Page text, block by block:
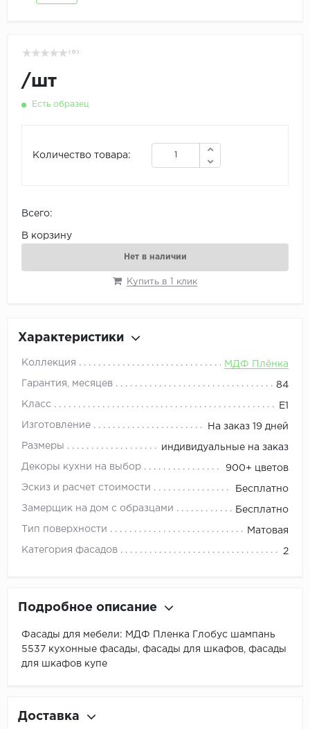
( 0 )
/шт
Есть образец
Количество товара:
Всего:
В корзину
Нет в наличии
Купить в 1 клик
Характеристики
Коллекция МДФ Плёнка
Гарантия, месяцев 84
Класс E1
Изготовление На заказ 19 дней
Размеры индивидуальные на заказ
Декоры кухни на выбор 900+ цветов
Эскиз и расчет стоимости Бесплатно
Замерщик на дом с образцами Бесплатно
Тип поверхности Матовая
Категория фасадов 2
Подробное описание
Фасады для мебели: МДФ Пленка Глобус шампань
5537 кухонные фасады, фасады для шкафов, фасады
для шкафов купе
Доставка